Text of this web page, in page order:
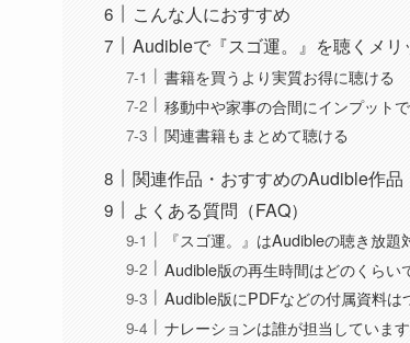
こんな人におすすめ
Audibleで『スゴ運。』を聴くメリ
書籍を買うより実質お得に聴ける
移動中や家事の合間にインプット
関連書籍もまとめて聴ける
関連作品・おすすめのAudible作品
よくある質問（FAQ）
『スゴ運。』はAudibleの聴き放題
Audible版の再生時間はどのくらい
Audible版にPDFなどの付属資料は
ナレーションは誰が担当していま